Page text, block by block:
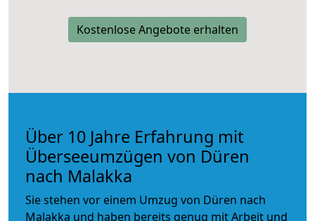
Kostenlose Angebote erhalten
Über 10 Jahre Erfahrung mit
Überseeumzügen von Düren
nach Malakka
Sie stehen vor einem Umzug von Düren nach
Malakka und haben bereits genug mit Arbeit und